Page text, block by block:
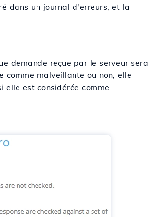
dans un journal d'erreurs, et la
demande reçue par le serveur sera
comme malveillante ou non, elle
est considérée comme